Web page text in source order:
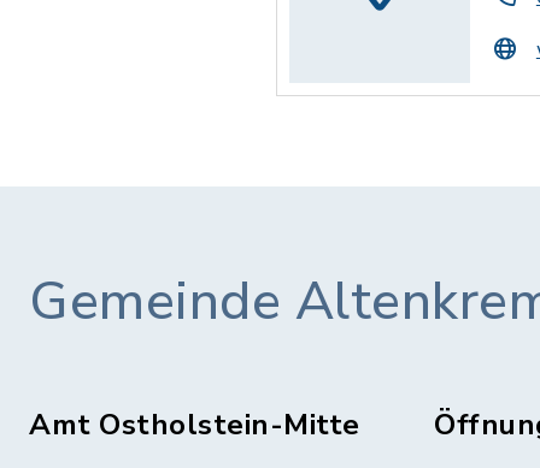
Gemeinde
Amt Ostholstein-Mitte